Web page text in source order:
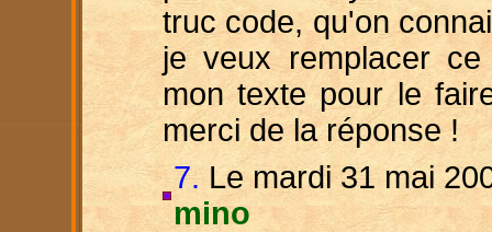
truc code, qu'on
je veux remplacer
mon texte pour le
merci de la réponse !
7. Le mardi 31 mai
mino